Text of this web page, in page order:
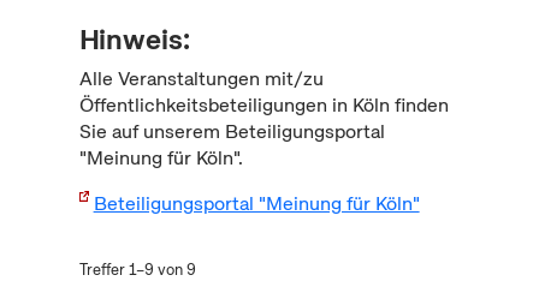
Hinweis:
Alle Veranstaltungen mit/zu
Öffentlichkeitsbeteiligungen in Köln finden
Sie auf unserem Beteiligungsportal
"Meinung für Köln".
Beteiligungsportal "Meinung für Köln"
Treffer 1–9 von 9